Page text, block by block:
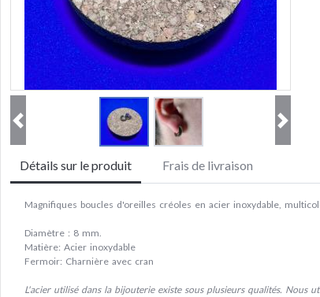
Détails sur le produit Frais de livraison
Magnifiques boucles d'oreilles créoles en acier inoxydable,
Diamètre : 8 mm.
Matière: Acier inoxydable
Fermoir: Charnière avec cran
L'acier utilisé dans la bijouterie existe sous plusieurs qualités. Nous